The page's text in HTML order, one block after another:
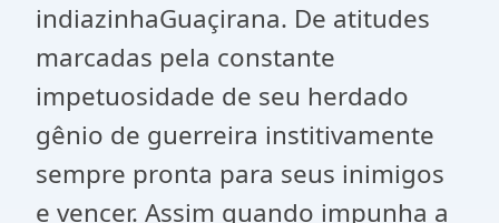
indiazinhaGuaçirana. De atitudes
marcadas pela constante
impetuosidade de seu herdado
gênio de guerreira institivamente
sempre pronta para seus inimigos
e vencer. Assim quando impunha a